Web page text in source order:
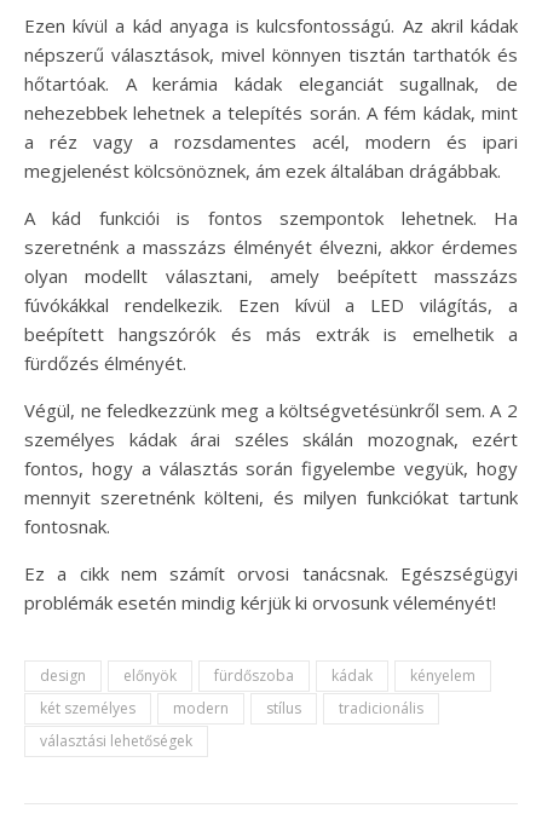
Ezen kívül a kád anyaga is kulcsfontosságú. Az akril kádak
népszerű választások, mivel könnyen tisztán tarthatók és
hőtartóak. A kerámia kádak eleganciát sugallnak, de
nehezebbek lehetnek a telepítés során. A fém kádak, mint
a réz vagy a rozsdamentes acél, modern és ipari
megjelenést kölcsönöznek, ám ezek általában drágábbak.
A kád funkciói is fontos szempontok lehetnek. Ha
szeretnénk a masszázs élményét élvezni, akkor érdemes
olyan modellt választani, amely beépített masszázs
fúvókákkal rendelkezik. Ezen kívül a LED világítás, a
beépített hangszórók és más extrák is emelhetik a
fürdőzés élményét.
Végül, ne feledkezzünk meg a költségvetésünkről sem. A 2
személyes kádak árai széles skálán mozognak, ezért
fontos, hogy a választás során figyelembe vegyük, hogy
mennyit szeretnénk költeni, és milyen funkciókat tartunk
fontosnak.
Ez a cikk nem számít orvosi tanácsnak. Egészségügyi
problémák esetén mindig kérjük ki orvosunk véleményét!
design előnyök fürdőszoba kádak
kényelem
két személyes
modern stílus
tradicionális
választási lehetőségek